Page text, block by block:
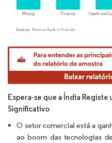
Imagem © Mordor Intelligence. O
Espera-se que a Índia
Significativo
O setor comercial está a
ao boom das tecnologias